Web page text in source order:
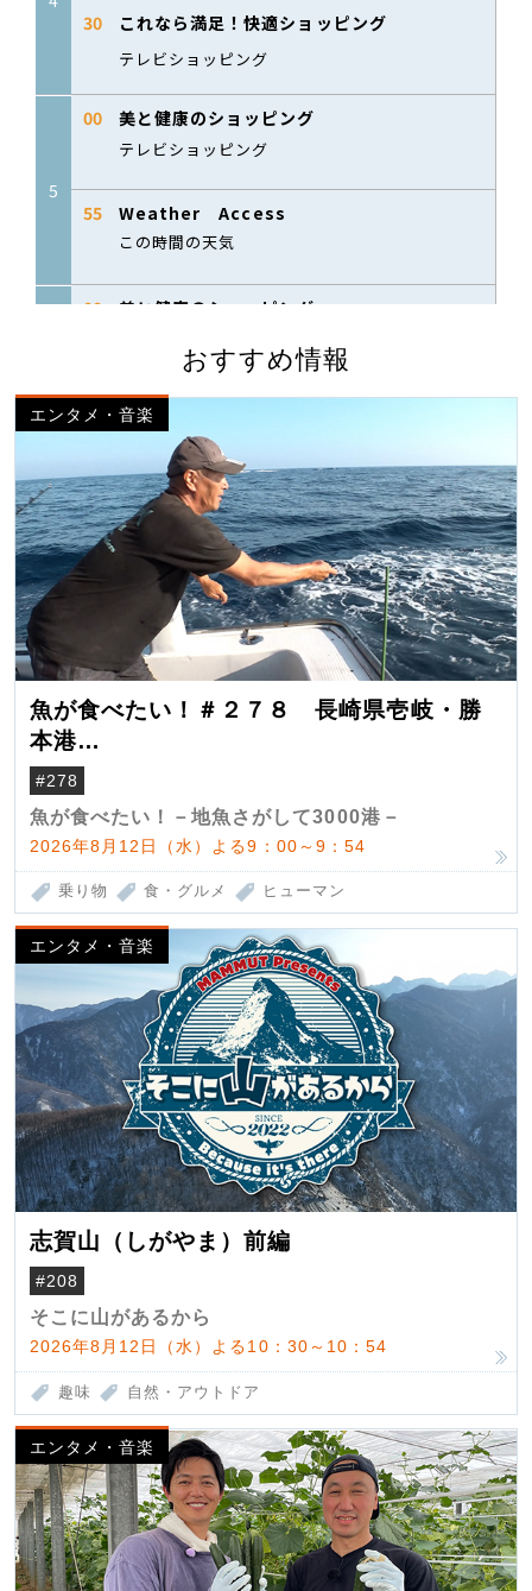
おすすめ情報
エンタメ・音楽
魚が食べたい！＃２７８ 長崎県壱岐・勝
本港
（クロマグロ）
#278
魚が食べたい！－地魚さがして3000港－
2026年8月12日（水）よる9：00～9：54
乗り物 食・グルメ ヒューマン
エンタメ・音楽
志賀山（しがやま）前編
#208
そこに山があるから
2026年8月12日（水）よる10：30～10：54
趣味 自然・アウトドア
エンタメ・音楽